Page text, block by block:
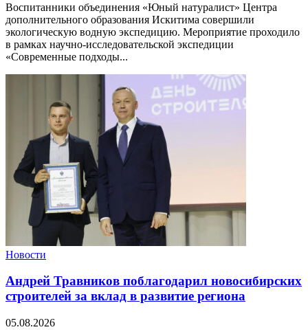
Воспитанники объединения «Юный натуралист» Центра
дополнительного образования Искитима совершили
экологическую водную экспедицию. Мероприятие проходило
в рамках научно-исследовательской экспедиции
«Современные подходы...
Новости
Андрей Травников поблагодарил новосибирских
строителей за вклад в развитие региона
05.08.2026